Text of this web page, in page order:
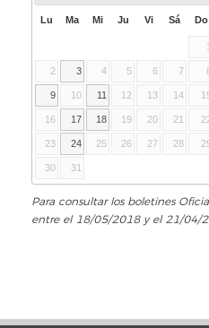
Lu Ma Mi Ju Vi Sá Do
1
2 3 4 5 6 7
9 10 11 12 13 14
16 17 18 19 20 21
23 24 25 26 27 28
30 31
Para consultar los boletines
entre el 18/05/2018 y el 21/04/